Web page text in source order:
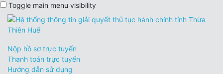
Toggle main menu visibility
Nộp hồ sơ trực tuyến
Thanh toán trực tuyến
Hướng dẫn sử dụng